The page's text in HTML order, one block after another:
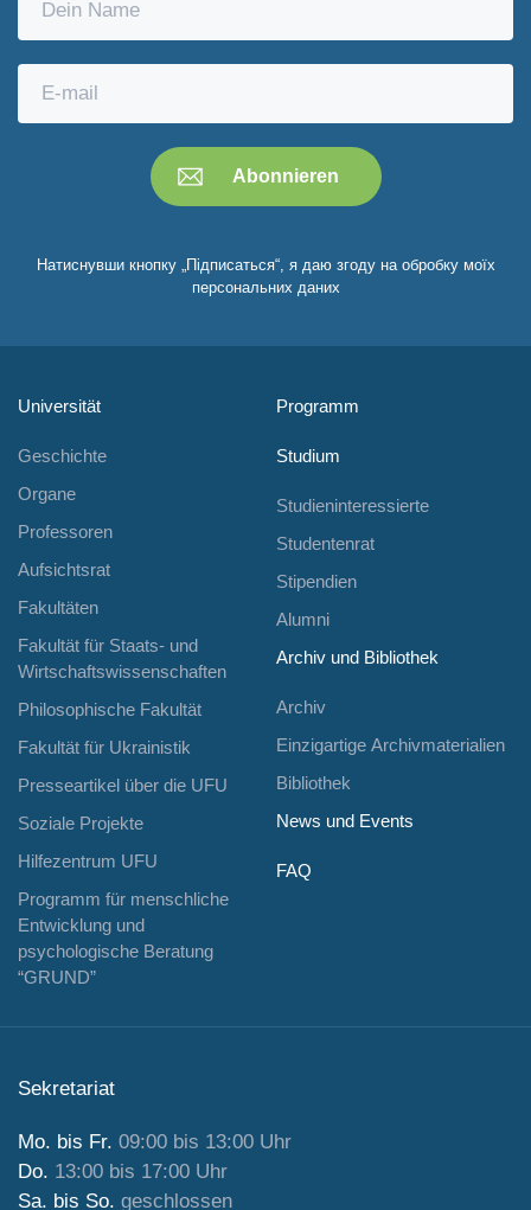
Натиснувши кнопку „Підписаться“, я даю згоду на обробку моїх
персональних даних
Universität
Geschichte
Organe
Professoren
Aufsichtsrat
Fakultäten
Fakultät für Staats- und
Wirtschaftswissenschaften
Philosophische Fakultät
Fakultät für Ukrainistik
Presseartikel über die UFU
Soziale Projekte
Hilfezentrum UFU
Programm für menschliche
Entwicklung und
psychologische Beratung
“GRUND”
Programm
Studium
Studieninteressierte
Studentenrat
Stipendien
Alumni
Archiv und Bibliothek
Archiv
Einzigartige Archivmaterialien
Bibliothek
News und Events
FAQ
Sekretariat
Mo. bis Fr. 09:00 bis 13:00 Uhr
Do. 13:00 bis 17:00 Uhr
Sa. bis So. geschlossen